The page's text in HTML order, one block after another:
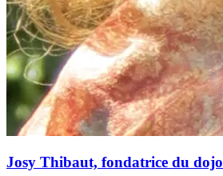
Josy Thibaut, fondatrice du dojo